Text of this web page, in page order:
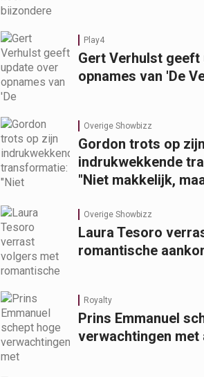
Play4
Gert Verhulst geeft
opnames van 'De
Overige Showbizz
Gordon trots op zijn
indrukwekkende
"Niet makkelijk,
Overige Showbizz
Laura Tesoro
romantische
Royalty
Prins Emmanuel
verwachtingen met